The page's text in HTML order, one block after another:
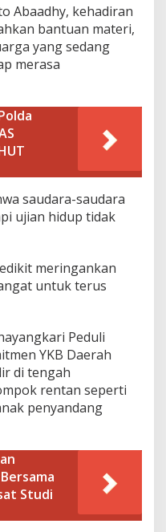
Abaadhy, kehadiran
bantuan materi,
yang sedang
merasa
saudara-saudara
ujian hidup tidak
meringankan
untuk terus
Peduli
YKB Daerah
di tengah
rentan seperti
penyandang
Studi